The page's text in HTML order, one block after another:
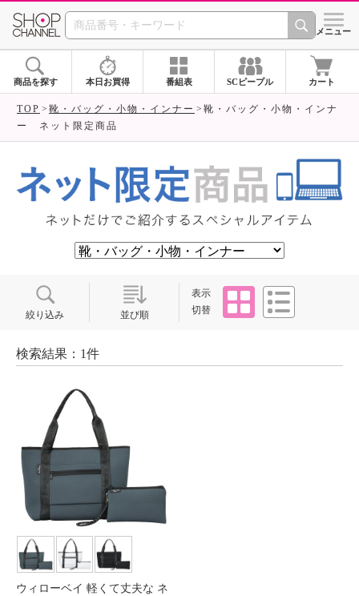
SHOP CHANNEL ショッ
メニュー
商品を探す 本日お買得 番組表 SCピープル カート
TOP 靴・バッグ・小物・インナー
靴・バッグ・小物・インナ
ー ネット限定商品
絞り込み 並び順
表示
切替
タイル
検索結果：1件
ウィローベイ 軽くて丈夫な ネ